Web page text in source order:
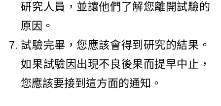
研究人員，並讓他們了解您離開試驗的
原因。
試驗完畢，您應該會得到研究的結果。
如果試驗因出現不良後果而提早中止，
您應該要接到這方面的通知。